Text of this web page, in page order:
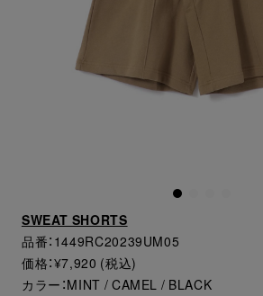
SWEAT SHORTS
品番：1449RC20239UM05
価格：¥7,920 (税込)
カラー：MINT / CAMEL / BLACK